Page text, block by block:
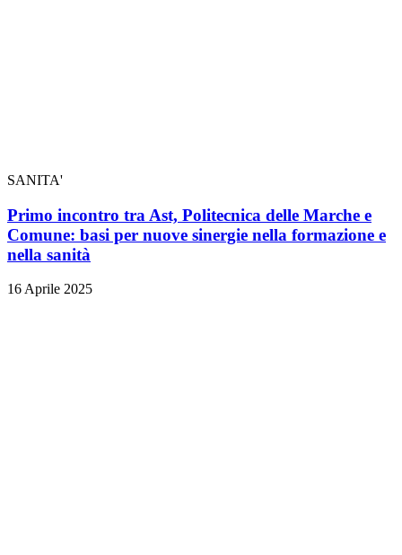
SANITA'
Primo incontro tra Ast, Politecnica delle Marche e
Comune: basi per nuove sinergie nella formazione e
nella sanità
16 Aprile 2025